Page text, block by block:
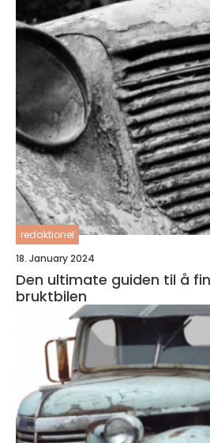
redaktionel
18. January 2024
Den ultimate guiden til å
bruktbilen